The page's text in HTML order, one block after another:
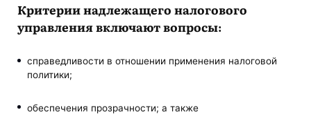
Критерии надлежащего налогового
управления включают вопросы:
справедливости в отношении применения налоговой
политики;
обеспечения прозрачности; а также